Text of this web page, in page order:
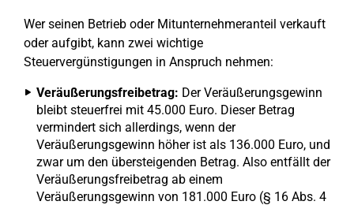
Wer seinen Betrieb oder Mitunternehmeranteil verkauft
oder aufgibt, kann zwei wichtige
Steuervergünstigungen in Anspruch nehmen:
Veräußerungsfreibetrag: Der Veräußerungsgewinn
bleibt steuerfrei mit 45.000 Euro. Dieser Betrag
vermindert sich allerdings, wenn der
Veräußerungsgewinn höher ist als 136.000 Euro, und
zwar um den übersteigenden Betrag. Also entfällt der
Veräußerungsfreibetrag ab einem
Veräußerungsgewinn von 181.000 Euro (§ 16 Abs. 4